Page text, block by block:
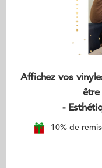
Affichez vos
être
-
10% de